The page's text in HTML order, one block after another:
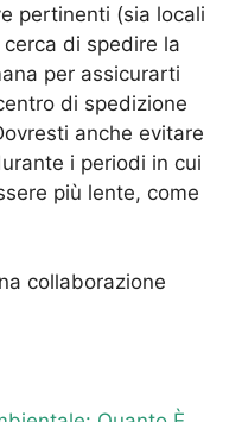
pertinenti (sia locali
di spedire la
per assicurarti
di spedizione
anche evitare
i periodi in cui
più lente, come
collaborazione